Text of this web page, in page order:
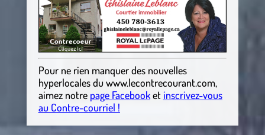
Pour ne rien manquer des nouvelles
hyperlocalesdu www.lecontrecourant.com,
aimez notre page Facebooket inscrivez-vous
au Contre-courriel !